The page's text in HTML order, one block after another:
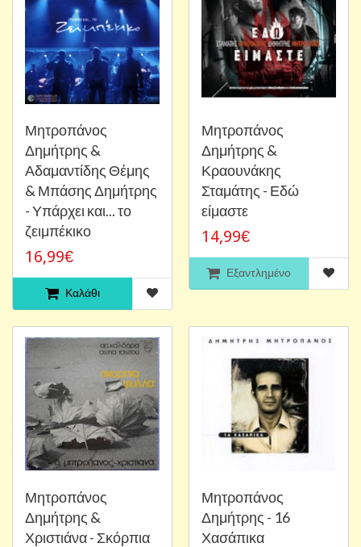
Μητροπάνος
Δημήτρης &
Αδαμαντίδης Θέμης
& Μπάσης Δημήτρης
- Υπάρχει και... το
ζειμπέκικο
16,99€
Καλάθι
Μητροπάνος
Δημήτρης &
Κραουνάκης
Σταμάτης - Εδώ
είμαστε
14,99€
Εξαντλημένο
Μητροπάνος
Δημήτρης &
Χριστιάνα - Σκόρπια
Μητροπάνος
Δημήτρης - 16
Χασάπικα